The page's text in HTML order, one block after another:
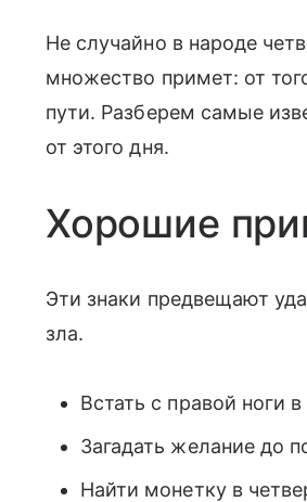
Не случайно в народе
множество примет: от
пути. Разберем самые
от этого дня.
Хорошие
Эти знаки предвещают
зла.
Встать с правой ноги
Загадать желание до
Найти монетку в